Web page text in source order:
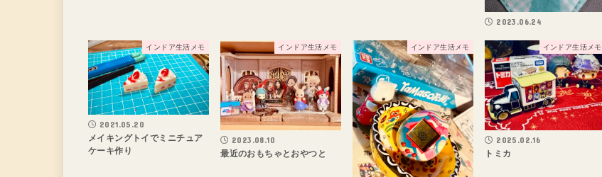
2023.06.24
インドア生活メモ
2021.05.20
メイキングトイでミニチュア
ケーキ作り
インドア生活メモ
2023.08.10
最近のおもちゃとおやつと
インドア生活メモ インドア生活メモ
2025.02.16
トミカ